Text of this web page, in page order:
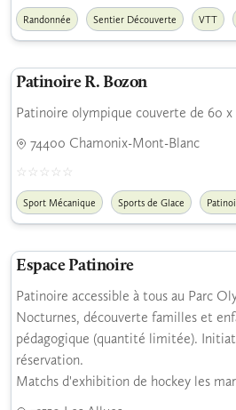
Randonnée Sentier Découverte VTT
Patinoire R. Bozon
Patinoire olympique couverte de 60 x
74400 Chamonix-Mont-Blanc
Sport Mécanique Sports de Glace
Espace Patinoire
Patinoire accessible à tous au Parc
Nocturnes, découverte familles et
pédagogique (quantité limitée).
réservation.
Matchs d'exhibition de hockey les